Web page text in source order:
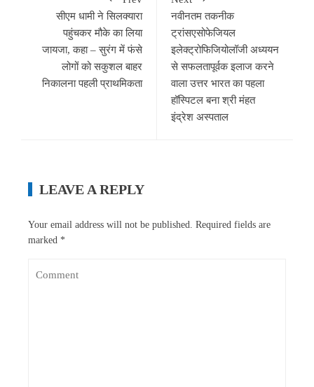
सीएम धामी ने सिलक्यारा
पहुंचकर मौके का लिया
जायजा, कहा – सुरंग में फंसे
लोगों को सकुशल बाहर
निकालना पहली प्राथमिकता
नवीनतम तकनीक
ट्रांसएसोफेजियल
इलेक्ट्रोफिजियोलॉजी अध्ययन
से सफलतापूर्वक इलाज करने
वाला उत्तर भारत का पहला
हॉस्पिटल बना श्री मंहत
इंद्रेश अस्पताल
LEAVE A REPLY
Your email address will not be published.
Required fields are
marked *